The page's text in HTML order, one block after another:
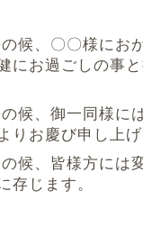
候、〇〇様にお
にお過ごしの事
候、御一同様に
りお慶び申し上げ
候、皆様方には
存じます。